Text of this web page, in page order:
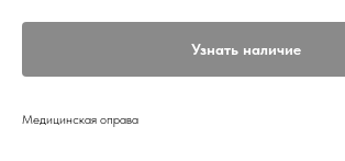
Узнать наличие
Медицинская оправа